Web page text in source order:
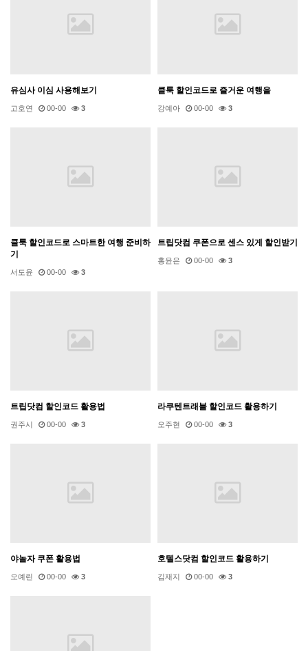
유심사 이심 사용해보기
고호연 00-00 3
클룩 할인코드로 즐거운 여행을
강예아 00-00 3
클룩 할인코드로 스마트한 여행 준비하
기
서도윤 00-00 3
트립닷컴 쿠폰으로 센스 있게 할인받기
홍윤은 00-00 3
트립닷컴 할인코드 활용법
권주시 00-00 3
라쿠텐트래블 할인코드 활용하기
오주현 00-00 3
야놀자 쿠폰 활용법
오예린 00-00 3
호텔스닷컴 할인코드 활용하기
김재지 00-00 3